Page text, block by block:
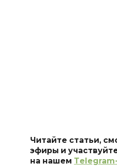
Читайте статьи,
эфиры и
на нашем